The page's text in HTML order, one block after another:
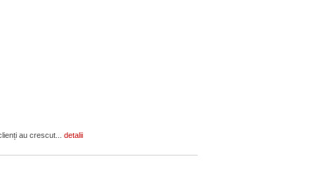
au crescut... detalii